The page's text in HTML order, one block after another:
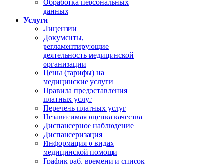
Обработка персональных
данных
Услуги
Лицензии
Документы,
регламентирующие
деятельность медицинской
организации
Цены (тарифы) на
медицинские услуги
Правила предоставления
платных услуг
Перечень платных услуг
Независимая оценка качества
Диспансерное наблюдение
Диспансеризация
Информация о видах
медицинской помощи
График раб. времени и список